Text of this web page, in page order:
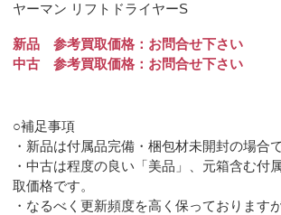
ヤーマン リフトドライヤーS
新品 参考買取価格：お問合せ下さい
中古 参考買取価格：お問合せ下さい
○補足事項
・新品は付属品完備・梱包材未開封の場合
・中古は程度の良い「美品」、元箱含む付
取価格です。
・なるべく更新頻度を高く保っております